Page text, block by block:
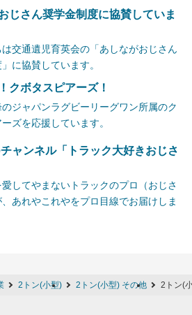
じさん奨学金制度に協賛していま
交通遺児育英会の「あしながおじさん
に協賛しています。
クボタスピアーズ！
のジャパンラグビーリーグワン所属のク
ズを応援しています。
ャンネル「トラック大好きおじさ
愛してやまないトラックのプロ（おじさ
あれやこれやをプロ目線でお届けしま
2トン(小型) 2トン(小型) その他 2トン(